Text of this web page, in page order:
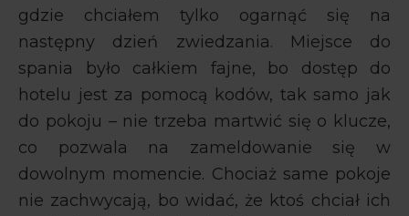
gdzie chciałem tylko ogarnąć się na
następny dzień zwiedzania. Miejsce do
spania było całkiem fajne, bo dostęp do
hotelu jest za pomocą kodów, tak samo jak
do pokoju – nie trzeba martwić się o klucze,
co pozwala na zameldowanie się w
dowolnym momencie. Chociaż same pokoje
nie zachwycają, bo widać, że ktoś chciał ich